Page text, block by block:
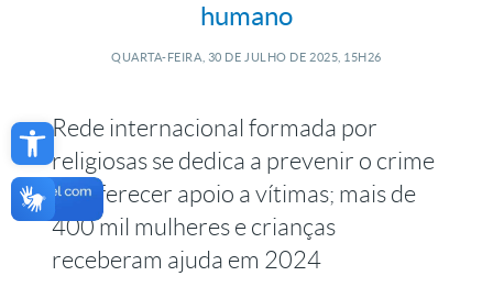
Open toolbar
humano
QUARTA-FEIRA, 30 DE JULHO DE 2025, 15H26
Rede internacional formada por
religiosas se dedica a prevenir o crime
e a oferecer apoio a vítimas; mais de
400 mil mulheres e crianças
receberam ajuda em 2024